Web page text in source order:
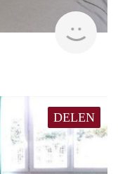
DELEN